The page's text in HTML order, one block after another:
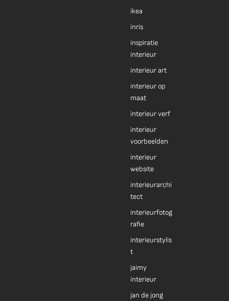
ikea
inris
inspiratie
interieur
interieur art
interieur op
maat
interieur verf
interieur
voorbeelden
interieur
website
interieurarchi
tect
interieurfotog
rafie
interieurstylis
t
jaimy
interieur
jan de jong